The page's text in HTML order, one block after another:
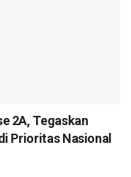
2A, Tegaskan
Prioritas Nasional